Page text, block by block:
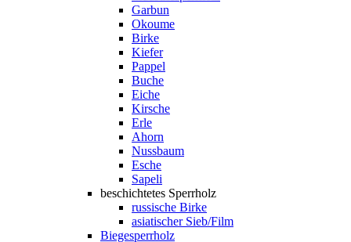
Garbun
Okoume
Birke
Kiefer
Pappel
Buche
Eiche
Kirsche
Erle
Ahorn
Nussbaum
Esche
Sapeli
beschichtetes Sperrholz
russische Birke
asiatischer Sieb/Film
Biegesperrholz